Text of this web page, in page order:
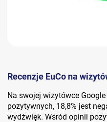
Recenzje EuCo na
Na swojej wizytówce
pozytywnych, 18,8% jest
wydźwięk. Wśród opinii